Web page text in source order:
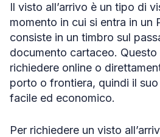
Il visto all’arrivo è un tipo di
momento in cui si entra in un
consiste in un timbro sul
documento cartaceo.
richiedere online o
porto o frontiera, quindi il
facile ed economico.
Per richiedere un visto